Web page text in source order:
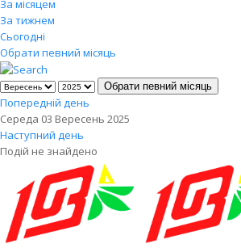
За місяцем
За тижнем
Сьогодні
Обрати певний місяць
Обрати певний місяць
Попередній день
Середа 03 Вересень 2025
Наступний день
Подій не знайдено